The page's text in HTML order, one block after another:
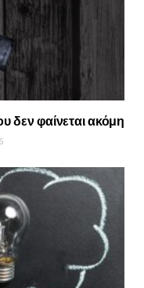
δεν φαίνεται ακόμη